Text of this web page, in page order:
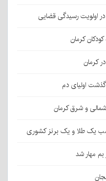
اولویت رسیدگی قضایی
کرمان
اولیای دم
و شرق کرمان
یک طلا و یک برنز کشوری
مهار شد